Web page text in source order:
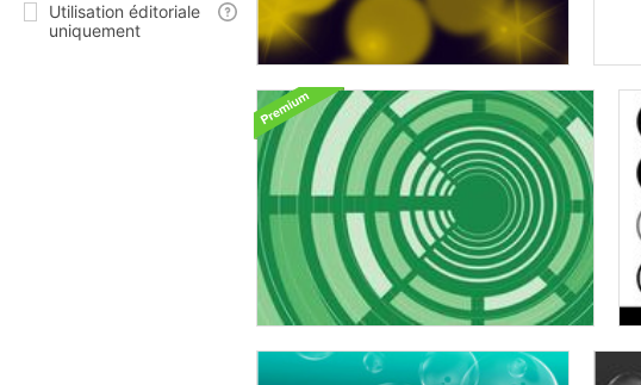
Utilisation éditoriale
uniquement